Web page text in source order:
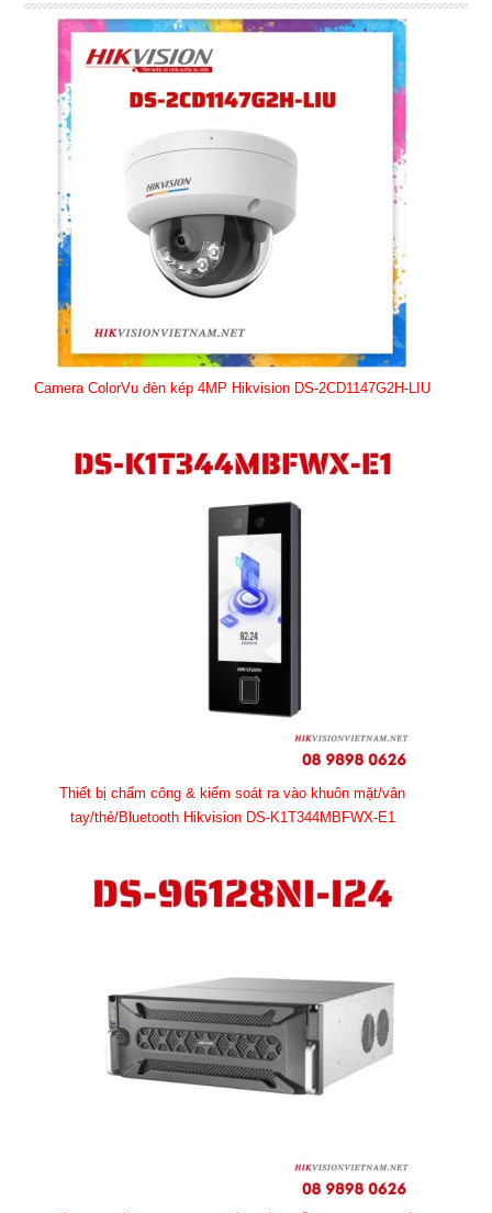
Camera ColorVu đèn kép 4MP Hikvision DS-2CD1147G2H-LIU
Thiết bị chấm công & kiểm soát ra vào khuôn mặt/vân
tay/thẻ/Bluetooth Hikvision DS-K1T344MBFWX-E1